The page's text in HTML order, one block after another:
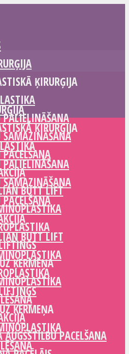
ĶIRURĢIJA
PALIELINĀŠANA
SAMAZINĀŠANA
BUTT LIFT
ĶERMEŅA
AUGŠSTILBU PACELŠANA
ĶIRURĢIJA
PALIELINĀŠANA
SAMAZINĀŠANA
BUTT LIFT
ĶERMEŅA